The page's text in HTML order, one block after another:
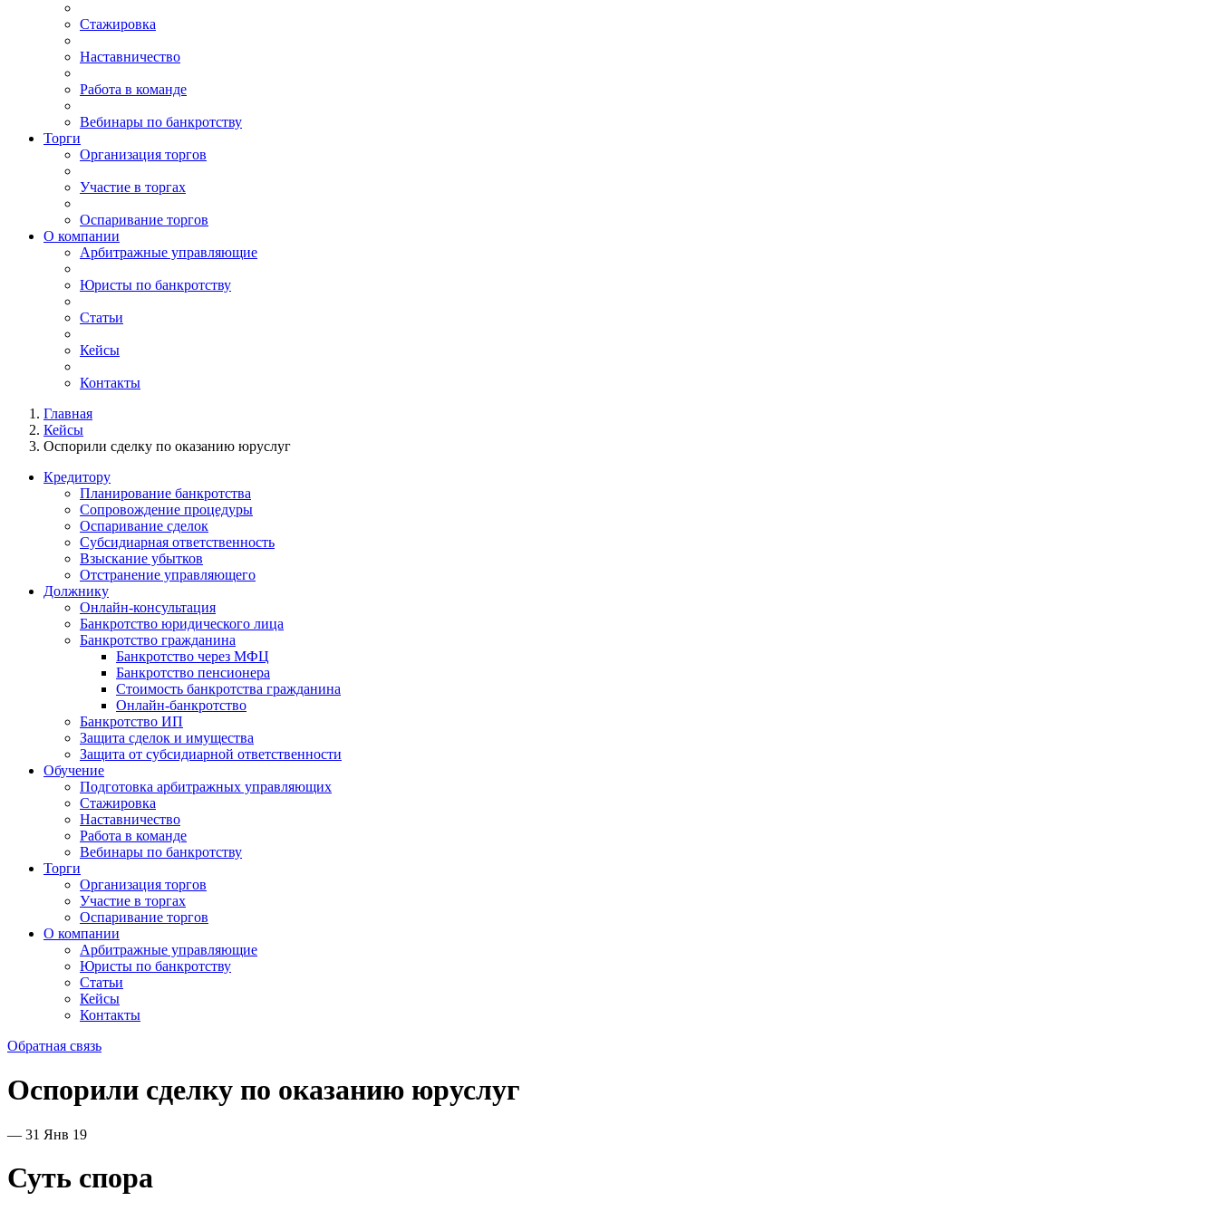
Стажировка
Наставничество
Работа в команде
Вебинары по банкротству
Торги
Организация торгов
Участие в торгах
Оспаривание торгов
О компании
Арбитражные управляющие
Юристы по банкротству
Статьи
Кейсы
Контакты
Главная
Кейсы
Оспорили сделку по оказанию юруслуг
Кредитору
Планирование банкротства
Сопровождение процедуры
Оспаривание сделок
Субсидиарная ответственность
Взыскание убытков
Отстранение управляющего
Должнику
Онлайн-консультация
Банкротство юридического лица
Банкротство гражданина
Банкротство через МФЦ
Банкротство пенсионера
Стоимость банкротства гражданина
Онлайн-банкротство
Банкротство ИП
Защита сделок и имущества
Защита от субсидиарной ответственности
Обучение
Подготовка арбитражных управляющих
Стажировка
Наставничество
Работа в команде
Вебинары по банкротству
Торги
Организация торгов
Участие в торгах
Оспаривание торгов
О компании
Арбитражные управляющие
Юристы по банкротству
Статьи
Кейсы
Контакты
Обратная связь
Оспорили сделку по оказанию юруслуг
— 31 Янв 19
Суть спора